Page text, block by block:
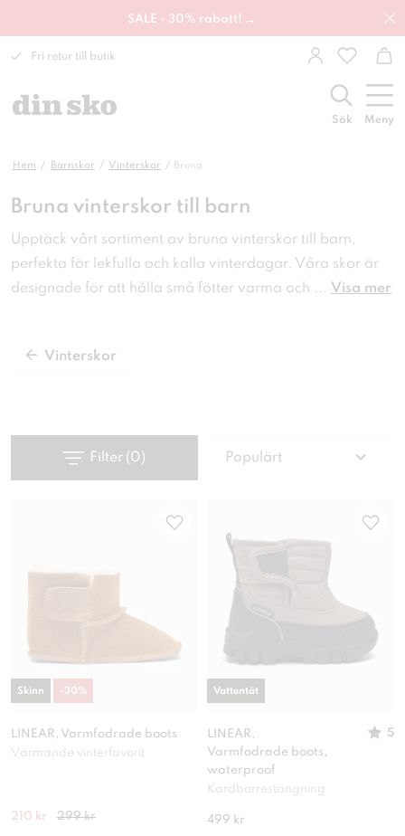
SALE - 30% rabatt! →
Fri retur till butik
Sök Meny
Hem Barnskor Vinterskor Bruna
Bruna vinterskor till barn
Upptäck vårt sortiment av bruna vinterskor till barn,
perfekta för lekfulla och kalla vinterdagar. Våra skor är
designade för att hålla små fötter varma och ... Visa mer
Vinterskor
Filter (0) Populärt
LINEAR, Varmfodrade boots
Värmande vinterfavorit
210 kr 299 kr
Skinn -30%
LINEAR,
Varmfodrade boots,
waterproof
5
Kardborrestängning
499 kr
Vattentät